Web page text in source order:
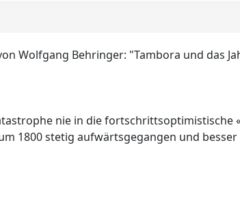
Wolfgang Behringer: "Tambora und das
nie in die
1800 stetig aufwärtsgegangen und